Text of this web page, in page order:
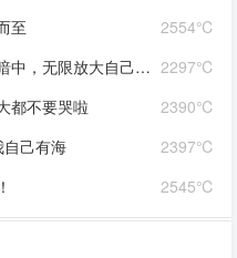
2554℃
至
2297℃
长河落日，花朵树木，驱逐丧气再努力奔跑，生活到处是发光的星星。
2390℃
都不要哭啦
2397℃
己有海
2545℃